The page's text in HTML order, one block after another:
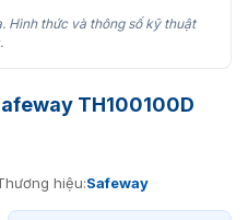
Hình thức và thông số kỹ thuật
TH100100D
hiệu:Safeway